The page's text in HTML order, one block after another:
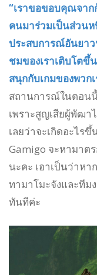
“เราขอขอบคุณจา
คนมาร่วมเป็นส่วนห
ประสบการณ์อันยา
ชมของเราเติบโตขึ้
สนุกกับเกมของพวก
สถานการณ์ในตอน
เพราะสูญเสียผู้พัฒา
เลยว่าจะเกิดอะไร
Gamigo จะหามาต
นะคะ เอาเป็นว่าหา
ทามาโมะจังและทีม
ทันทีค่ะ